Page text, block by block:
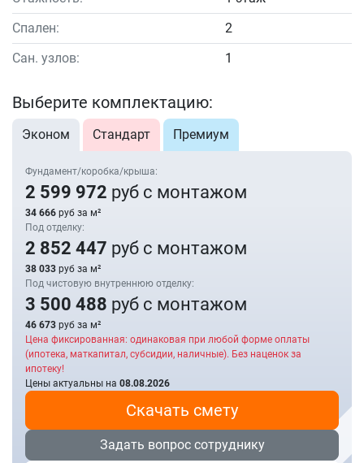
Спален:
2
Сан. узлов:
1
Выберите комплектацию:
Эконом Стандарт Премиум
Фундамент/коробка/крыша:
2 599 972 руб с монтажом
34 666 руб за м²
Под отделку:
2 852 447 руб с монтажом
38 033 руб за м²
Под чистовую внутреннюю отделку:
3 500 488 руб с монтажом
46 673 руб за м²
Цена фиксированная: одинаковая при любой форме оплаты
(ипотека, маткапитал, субсидии, наличные). Без наценок за
ипотеку!
Цены актуальны на 08.08.2026
Скачать смету
Задать вопрос сотруднику